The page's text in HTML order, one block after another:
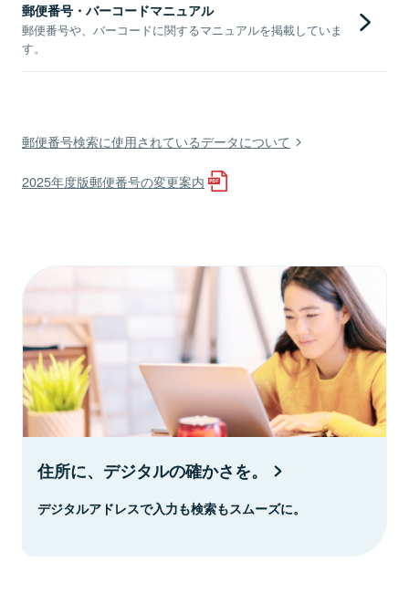
郵便番号・バーコードマニュアル
郵便番号や、バーコードに関するマニュアルを掲載していま
す。
郵便番号検索に使用されているデータについて
2025年度版郵便番号の変更案内
住所に、デジタルの確かさを。
デジタルアドレスで入力も検索もスムーズに。